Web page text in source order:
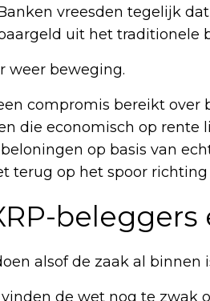
vreesden tegelijk
uit het traditionele
weer beweging.
compromis bereikt over
die economisch op
op basis van
terug op het spoor richting
alsof de zaak al binnen
de wet nog te zwak